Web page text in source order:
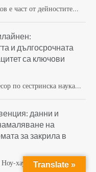
е част от дейностите...
и дългосрочната
са ключови
по сестринска наука...
данни и
на
за закрила в
хау център за...
Translate »